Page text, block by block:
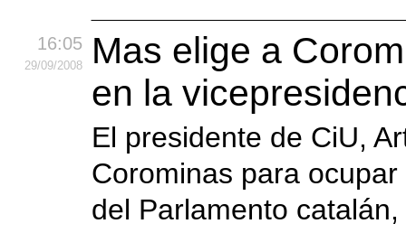
16:05
29/09/2008
Mas elige a
en la
El presidente de CiU,
Corominas para
del Parlamento